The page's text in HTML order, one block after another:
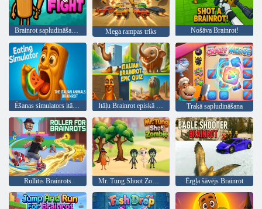
Brainrot sapludināšana un cīņa Mega rampas triks Nošāva Brainrot!
Ēšanas simulators itāļu dzīvnieku smadzenes Itāļu Brainrot episkā viktorīna Trakā sapludināšana
Rullītis Brainrots Mr. Tung Shoot Zombie Ērgļa šāvējs Brainrot